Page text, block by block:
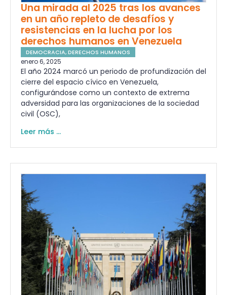
Una mirada al 2025 tras los avances
en un año repleto de desafíos y
resistencias en la lucha por los
derechos humanos en Venezuela
DEMOCRACIA,DERECHOS HUMANOS
enero 6, 2025
El año 2024 marcó un periodo de profundización del
cierre del espacio cívico en Venezuela,
configurándose como un contexto de extrema
adversidad para las organizaciones de la sociedad
civil (OSC),
Leer más ...